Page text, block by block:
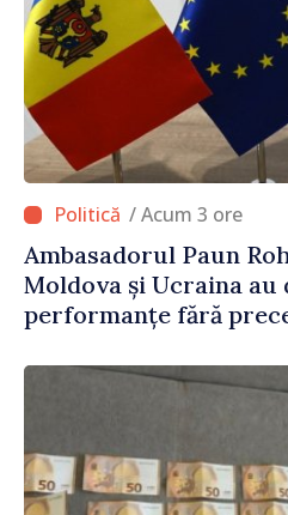
/ Acum 3 ore
Ambasadorul Paun
Moldova și Ucraina
performanțe fără